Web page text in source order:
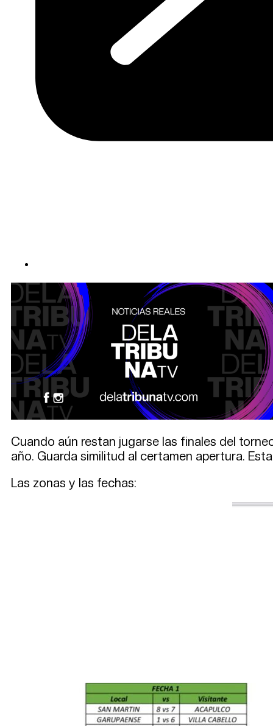
Cuando aún restan jugarse las finales del
año. Guarda similitud al certamen apertura.
Las zonas y las fechas: